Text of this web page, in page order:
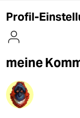
berlin
nord
wahrheit
verlag
verlag
Profil-
meine